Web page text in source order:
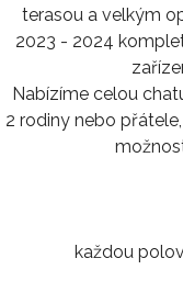
terasou a velkým
2023 - 2024
Nabízíme celou
2 rodiny nebo
každou